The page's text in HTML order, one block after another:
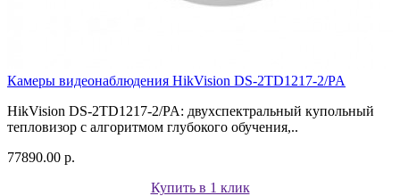
Камеры видеонаблюдения HikVision DS-2TD1217-2/PA
HikVision DS-2TD1217-2/PA: двухспектральный купольный
тепловизор с алгоритмом глубокого обучения,..
77890.00 р.
Купить в 1 клик